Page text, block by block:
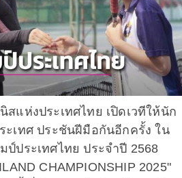
แห่งประเทศไทย เปิดเวทีให้นัก
เทศ ประชันฝีมือกันอีกครั้ง ใน
ประเทศไทย ประจำปี 2568
CHAMPIONSHIP 2025"